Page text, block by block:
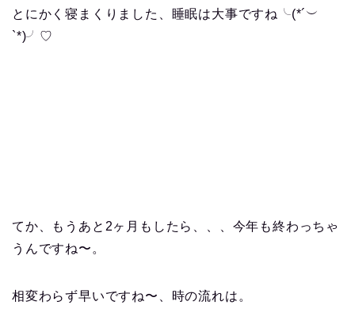
とにかく寝まくりました、睡眠は大事ですね╰(*´︶
`*)╯♡
てか、もうあと2ヶ月もしたら、、、今年も終わっちゃ
うんですね〜。
相変わらず早いですね〜、時の流れは。